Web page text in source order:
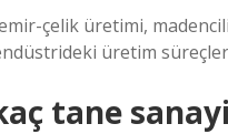
çelik üretimi,
üretim
tane